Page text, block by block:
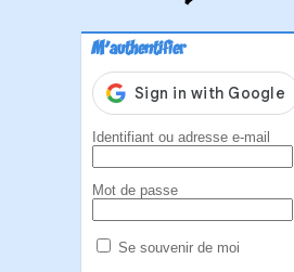
M'authentifier
Identifiant ou adresse e-mail
Mot de passe
Se souvenir de moi